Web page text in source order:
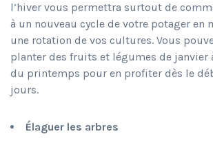
l’hiver vous permettra surtout de
à un nouveau cycle de votre potager en
une rotation de vos cultures. Vous
planter des fruits et légumes de janvier
du printemps pour en profiter dès le
jours.
Élaguer les arbres